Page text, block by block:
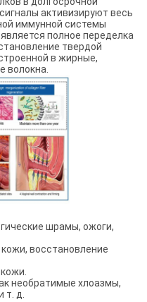
активизируют весь
иммунной системы
полное переделка
твердой
в жирные,
волокна.
шрамы, ожоги,
восстановление
необратимые хлоазмы,
т. д.